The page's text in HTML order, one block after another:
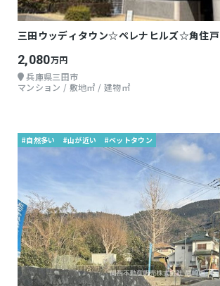
三田ウッディタウン☆ペレナヒルズ☆角住戸
2,080万円
兵庫県三田市
マンション / 敷地㎡ / 建物㎡
#自然多い #山が近い #ベットタウン